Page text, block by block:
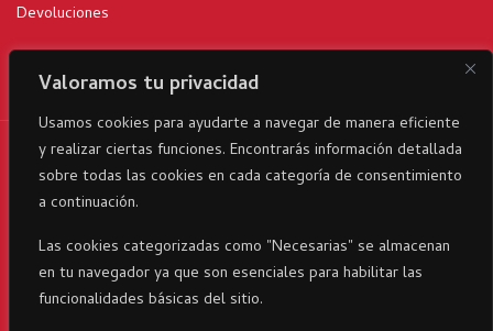
Valoramos tu privacidad
Usamos cookies para ayudarte a navegar de manera eficiente
y realizar ciertas funciones. Encontrarás información detallada
sobre todas las cookies en cada categoría de consentimiento
a continuación.
Las cookies categorizadas como "Necesarias" se almacenan
en tu navegador ya que son esenciales para habilitar las
funcionalidades básicas del sitio.
Devoluciones
RicaItalia es una marca registrada© 2024 parte del Grupo
Corporativo23 . Todos los derechos reservados